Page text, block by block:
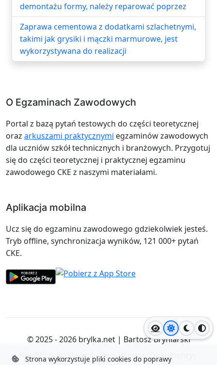
Jasny motyw
Ciemny
demontażu formy, należy reparować poprzez
Zaprawa cementowa z dodatkami szlachetnymi,
takimi jak grysiki i mączki marmurowe, jest
wykorzystywana do realizacji
O Egzaminach Zawodowych
Portal z bazą pytań testowych do części teoretycznej
oraz arkuszami praktycznymi egzaminów zawodowych
dla uczniów szkół technicznych i branżowych. Przygotuj
się do części teoretycznej i praktycznej egzaminu
zawodowego CKE z naszymi materiałami.
Aplikacja mobilna
Ucz się do egzaminu zawodowego gdziekolwiek jesteś.
Tryb offline, synchronizacja wyników, 121 000+ pytań
CKE.
© 2025 - 2026 brylka.net| Bartosz Bryniarski
Kwalifikacje|Słownik|Blog|Opinie|Dokumenty
Strona wykorzystuje pliki cookies do poprawy